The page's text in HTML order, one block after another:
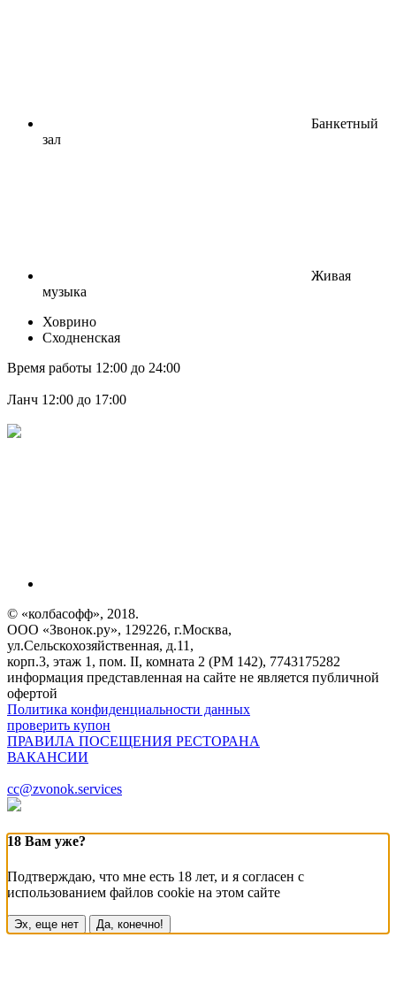
Банкетный
зал
Живая
музыка
Ховрино
Сходненская
Время работы 12:00 до 24:00
Ланч 12:00 до 17:00
© «колбасофф», 2018.
ООО «Звонок.ру», 129226, г.Москва,
ул.Сельскохозяйственная, д.11,
корп.3, этаж 1, пом. II, комната 2 (РМ 142), 7743175282
информация представленная на сайте не является публичной
офертой
Политика конфиденциальности данных
проверить купон
ПРАВИЛА ПОСЕЩЕНИЯ РЕСТОРАНА
ВАКАНСИИ
cc@zvonok.services
18 Вам уже?
Подтверждаю, что мне есть 18 лет, и я согласен с
использованием файлов cookie на этом сайте
Эх, еще нет Да, конечно!